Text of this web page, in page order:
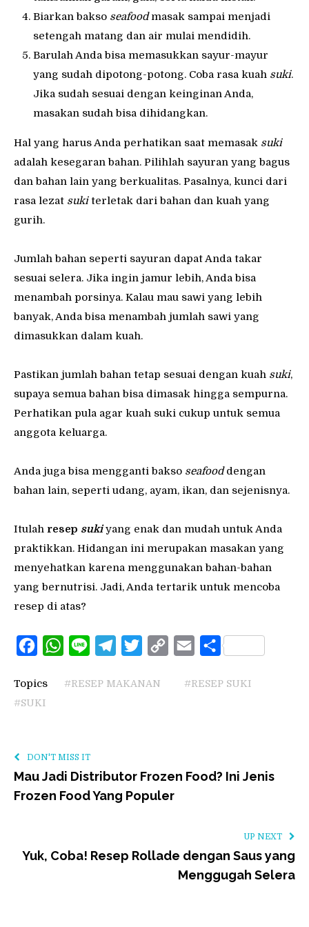
Biarkan bakso seafoodmasak sampai menjadi
setengah matang dan air mulai mendidih.
Barulah Anda bisa memasukkan sayur-mayur
yang sudah dipotong-potong. Coba rasa kuah suki.
Jika sudah sesuai dengan keinginan Anda,
masakan sudah bisa dihidangkan.
Hal yang harus Anda perhatikan saat memasak suki
adalah kesegaran bahan. Pilihlah sayuran yang bagus
dan bahan lain yang berkualitas. Pasalnya, kunci dari
rasa lezat sukiterletak dari bahan dan kuah yang
gurih.
Jumlah bahan seperti sayuran dapat Anda takar
sesuai selera. Jika ingin jamur lebih, Anda bisa
menambah porsinya. Kalau mau sawi yang lebih
banyak, Anda bisa menambah jumlah sawi yang
dimasukkan dalam kuah.
Pastikan jumlah bahan tetap sesuai dengan kuah suki,
supaya semua bahan bisa dimasak hingga sempurna.
Perhatikan pula agar kuah suki cukup untuk semua
anggota keluarga.
Anda juga bisa mengganti bakso seafooddengan
bahan lain, seperti udang, ayam, ikan, dan sejenisnya.
Itulah resep sukiyang enak dan mudah untuk Anda
praktikkan. Hidangan ini merupakan masakan yang
menyehatkan karena menggunakan bahan-bahan
yang bernutrisi. Jadi, Anda tertarik untuk mencoba
resep di atas?
FacebookWhatsApp
Line TelegramTwitterCopy
EmailShare
Topics #RESEP MAKANAN
#RESEP SUKI
#SUKI
DON'T MISS IT
Mau Jadi Distributor Frozen Food? Ini Jenis
Frozen Food Yang Populer
UP NEXT
Yuk, Coba! Resep Rollade dengan Saus yang
Menggugah Selera